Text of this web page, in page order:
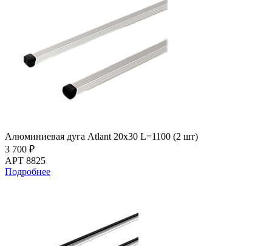
Алюминиевая дуга Atlant 20х30 L=1100 (2 шт)
3 700 ₽
АРТ 8825
Подробнее